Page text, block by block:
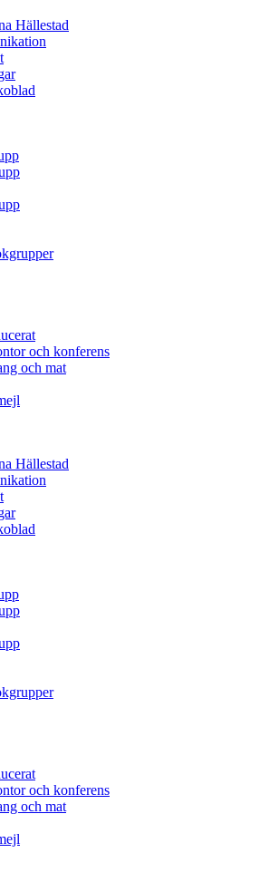
Hällestad
och konferens
och mat
Hällestad
och konferens
och mat